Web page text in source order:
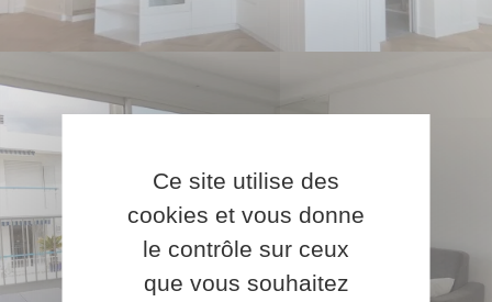
Paris - 75014
Ce site utilise des
cookies et vous donne
le contrôle sur ceux
que vous souhaitez